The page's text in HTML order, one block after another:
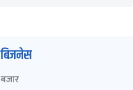
बिजनेस
बजार